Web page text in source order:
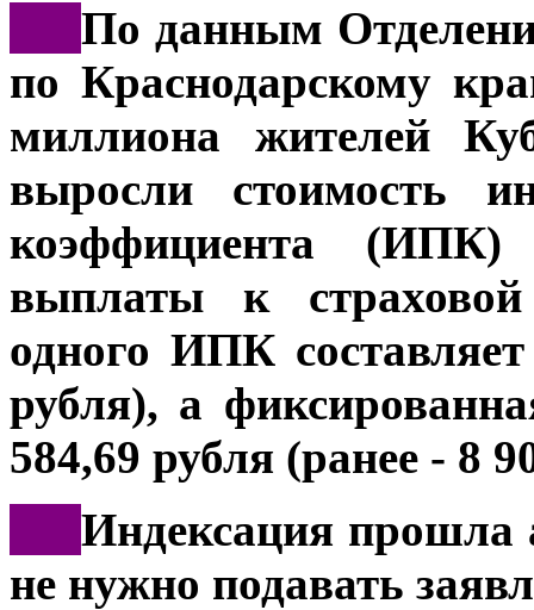
По данным
по Краснодарскому
миллиона жителей
выросли стоимость
коэффициента (ИПК)
выплаты к
одного ИПК
рубля), а
584,69 рубля (ранее - 8
Индексация прошла
не нужно подавать